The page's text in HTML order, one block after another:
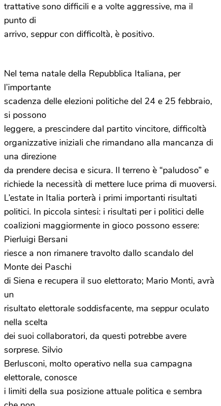
trattative sono difficili e a volte aggressive, ma il
punto di
arrivo, seppur con difficoltà, è positivo.
Nel tema natale della Repubblica Italiana, per
l’importante
scadenza delle elezioni politiche del 24 e 25 febbraio,
si possono
leggere, a prescindere dal partito vincitore, difficoltà
organizzative iniziali che rimandano alla mancanza di
una direzione
da prendere decisa e sicura. Il terreno è “paludoso” e
richiede la necessità di mettere luce prima di muoversi.
L’estate in Italia porterà i primi importanti risultati
politici. In piccola sintesi: i risultati per i politici delle
coalizioni maggiormente in gioco possono essere:
Pierluigi Bersani
riesce a non rimanere travolto dallo scandalo del
Monte dei Paschi
di Siena e recupera il suo elettorato; Mario Monti, avrà
un
risultato elettorale soddisfacente, ma seppur oculato
nella scelta
dei suoi collaboratori, da questi potrebbe avere
sorprese. Silvio
Berlusconi, molto operativo nella sua campagna
elettorale, conosce
i limiti della sua posizione attuale politica e sembra